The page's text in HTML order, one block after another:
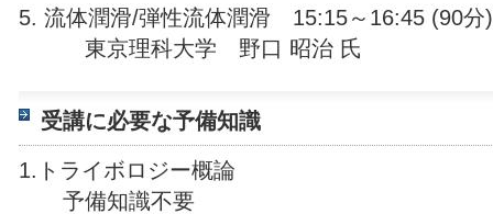
5. 流体潤滑/弾性流体潤滑 15:15～16:45 (90分)
東京理科大学 野口 昭治 氏
受講に必要な予備知識
1.トライボロジー概論
予備知識不要